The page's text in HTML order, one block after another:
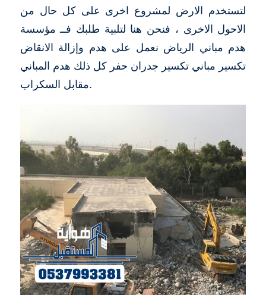
لتستخدم الارض لمشروع اخرى على كل حال من
الاحول الاخرى ، فنحن هنا لتلبية طلبك فــ مؤسسة
هدم مباني الرياض نعمل على هدم وإزالة الانقاض
تكسير مباني تكسير جدران حفر كل ذلك هدم المباني
مقابل السكراب.